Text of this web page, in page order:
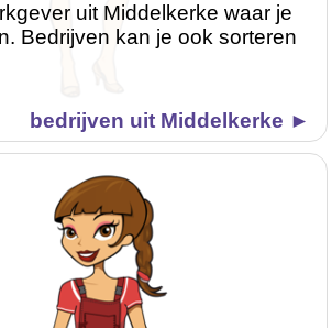
uit Middelkerke waar je
Bedrijven kan je ook sorteren
bedrijven uit Middelkerke ►